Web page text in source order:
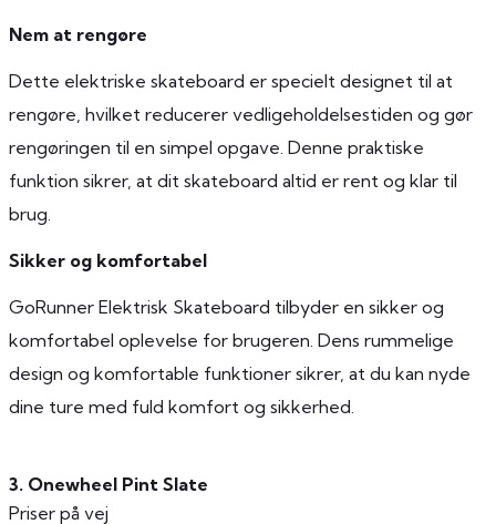
Nem at rengøre
Dette elektriske skateboard er specielt designet til at
rengøre, hvilket reducerer vedligeholdelsestiden og gør
rengøringen til en simpel opgave. Denne praktiske
funktion sikrer, at dit skateboard altid er rent og klar til
brug.
Sikker og komfortabel
GoRunner Elektrisk Skateboard tilbyder en sikker og
komfortabel oplevelse for brugeren. Dens rummelige
design og komfortable funktioner sikrer, at du kan nyde
dine ture med fuld komfort og sikkerhed.
3. Onewheel Pint Slate
Priser på vej